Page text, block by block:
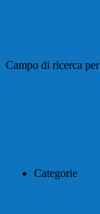
Campo di ricerca
Categorie